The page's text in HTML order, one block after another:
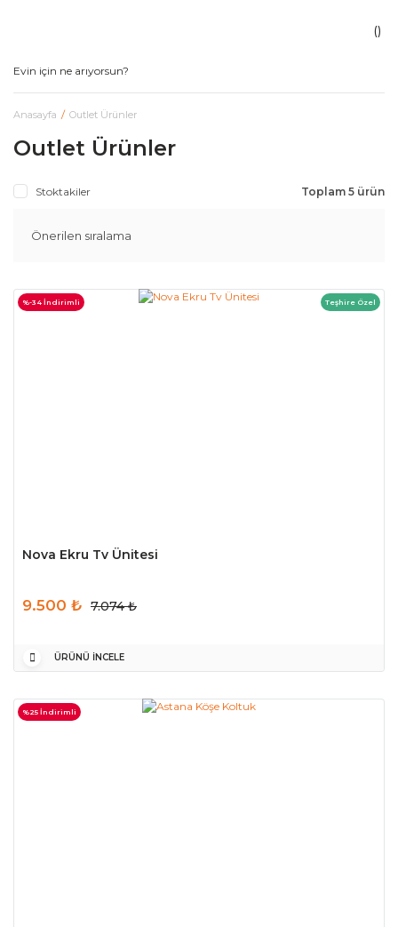
Anasayfa Outlet Ürünler
Outlet Ürünler
Stoktakiler Toplam 5 ürün
%-34 İndirimli Teşhire Özel
Nova Ekru Tv Ünitesi
9.500 ₺ 7.074 ₺
ÜRÜNÜ İNCELE
%25 İndirimli